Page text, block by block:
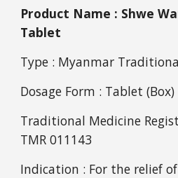
Product Name : Shwe
Tablet
Type : Myanmar
Dosage Form : Tablet (Box)
Traditional Medicine
TMR 011143
Indication : For the relief